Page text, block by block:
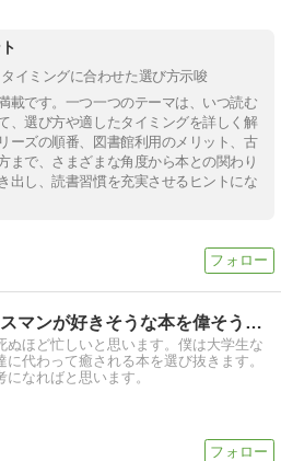
イミングに合わせた選び方示唆
載です。一つ一つのテーマは、いつ読む
、選び方や適したタイミングを詳しく解
ーズの順番、図書館利用のメリット、古
まで、さまざまな角度から本との関わり
出し、読書習慣を充実させるヒントにな
書評 ビジネスマンが好きそうな本を偉そうに語る…
ぬほど忙しいと思います。僕は大学生な
に代わって癒される本を選び抜きます。
なればと思います。